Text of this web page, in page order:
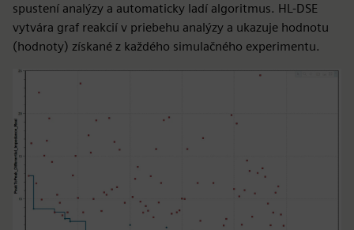
spustení analýzy a automaticky ladí algoritmus. HL-DSE
vytvára graf reakcií v priebehu analýzy a ukazuje hodnotu
(hodnoty) získané z každého simulačného experimentu.